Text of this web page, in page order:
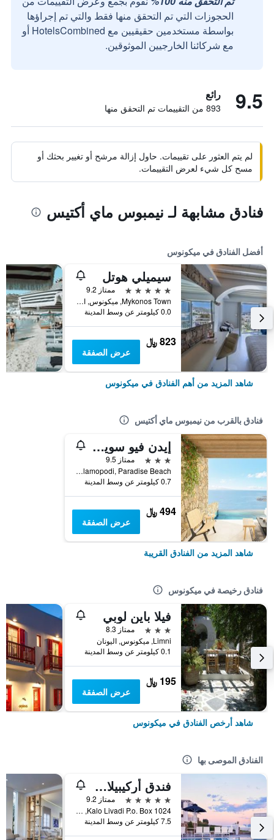
الحجوزات التي تم التحقق منها فقط والتي تم إجراؤها
بواسطة مستخدمين حقيقيين مع HotelsCombined أو
مع شركائنا الخارجيين الموثوقين.
9.5 رائع
893 من التقييمات تم التحقق منها
لم يتم العثور على تقييمات. حاول إزالة مرشح أو تغيير بحثك أو
مسح كل شيء لعرض التقييمات.
فنادق مشابهة لـ نيمبوس ماي أكتيس
أفضل الفنادق في ميكونوس
سيميلي هوتل
5 نجوم
ممتاز 9.2
Mykonos Town, ميكونوس, اليونان
0.0 كيلومتر عن وسط المدينة
823 ﷼
عرض الصفقة
شاهد المزيد من أهم الفنادق في ميكونوس
فنادق بالقرب من نيمبوس ماي أكتيس
إيدن فيو سويتس آند فيّاس
3 نجوم
ممتاز 9.5
Kalamopodi, Paradise Beach, ميكونوس, اليونان
0.7 كيلومتر عن وسط المدينة
494 ﷼
عرض الصفقة
شاهد المزيد من الفنادق القريبة
فنادق رخيصة في ميكونوس
فيلا باين لوبي
3 نجوم
ممتاز 8.3
Limni, ميكونوس, اليونان
0.1 كيلومتر عن وسط المدينة
195 ﷼
عرض الصفقة
شاهد أرخص الفنادق في ميكونوس
الفنادق الموصى بها
فندق أركيبيلاغوس - فنادق صمول لكجوري أوف ذا وورلد
5 نجوم
ممتاز 9.2
Kalo Livadi P.o. Box 1024, ميكونوس, اليونان
7.5 كيلومتر عن وسط المدينة